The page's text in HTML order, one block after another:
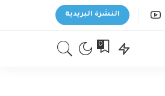
النشرة البريدية
0